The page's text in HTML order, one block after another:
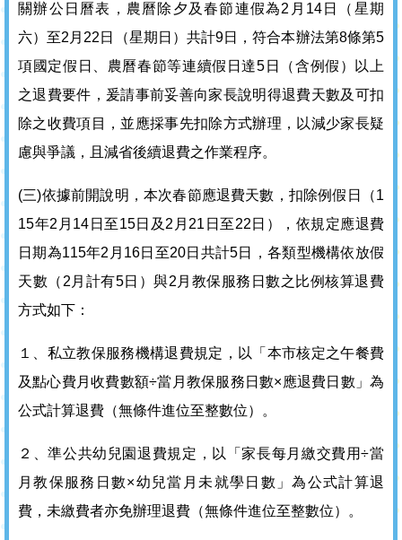
關辦公日曆表，農曆除夕及春節連假為2月14日（星期
六）至2月22日（星期日）共計9日，符合本辦法第8條第5
項國定假日、農曆春節等連續假日達5日（含例假）以上
之退費要件，爰請事前妥善向家長說明得退費天數及可扣
除之收費項目，並應採事先扣除方式辦理，以減少家長疑
慮與爭議，且減省後續退費之作業程序。
(三)依據前開說明，本次春節應退費天數，扣除例假日（1
15年2月14日至15日及2月21日至22日），依規定應退費
日期為115年2月16日至20日共計5日，各類型機構依放假
天數（2月計有5日）與2月教保服務日數之比例核算退費
方式如下：
１、私立教保服務機構退費規定，以「本市核定之午餐費
及點心費月收費數額÷當月教保服務日數×應退費日數」為
公式計算退費（無條件進位至整數位）。
２、準公共幼兒園退費規定，以「家長每月繳交費用÷當
月教保服務日數×幼兒當月未就學日數」為公式計算退
費，未繳費者亦免辦理退費（無條件進位至整數位）。